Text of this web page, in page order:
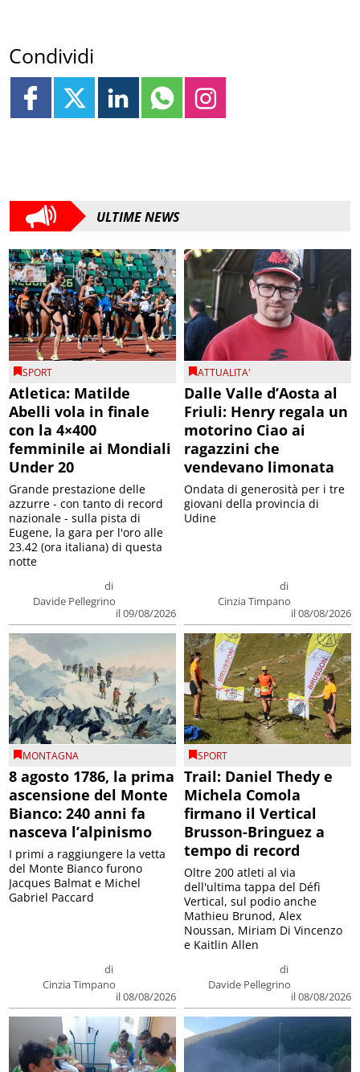
Condividi
ULTIME NEWS
SPORT
Atletica: Matilde
Abelli vola in finale
con la 4×400
femminile ai Mondiali
Under 20
di
Davide Pellegrino
il 09/08/2026
Grande prestazione delle
azzurre - con tanto di record
nazionale - sulla pista di
Eugene, la gara per l'oro alle
23.42 (ora italiana) di questa
notte
ATTUALITA'
Dalle Valle d’Aosta al
Friuli: Henry regala un
motorino Ciao ai
ragazzini che
vendevano limonata
di
Cinzia Timpano
il 08/08/2026
Ondata di generosità per i tre
giovani della provincia di
Udine
MONTAGNA
8 agosto 1786, la prima
ascensione del Monte
Bianco: 240 anni fa
nasceva l’alpinismo
di
Cinzia Timpano
il 08/08/2026
I primi a raggiungere la vetta
del Monte Bianco furono
Jacques Balmat e Michel
Gabriel Paccard
SPORT
Trail: Daniel Thedy e
Michela Comola
firmano il Vertical
Brusson-Bringuez a
tempo di record
di
Davide Pellegrino
il 08/08/2026
Oltre 200 atleti al via
dell'ultima tappa del Défì
Vertical, sul podio anche
Mathieu Brunod, Alex
Noussan, Miriam Di Vincenzo
e Kaitlin Allen